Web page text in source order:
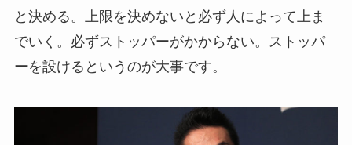
と決める。上限を決めないと必ず人によって上ま
でいく。必ずストッパーがかからない。ストッパ
ーを設けるというのが大事です。